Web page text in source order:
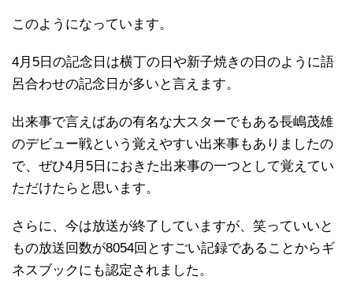
このようになっています。
4月5日の記念日は横丁の日や新子焼きの日のように語
呂合わせの記念日が多いと言えます。
出来事で言えばあの有名な大スターでもある長嶋茂雄
のデビュー戦という覚えやすい出来事もありましたの
で、ぜひ4月5日におきた出来事の一つとして覚えてい
ただけたらと思います。
さらに、今は放送が終了していますが、笑っていいと
もの放送回数が8054回とすごい記録であることからギ
ネスブックにも認定されました。